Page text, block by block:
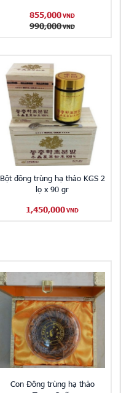
855,000 VND
990,000 VND
Bột đông trùng hạ thảo KGS 2
lọ x 90 gr
1,450,000 VND
Con Đông trùng hạ thảo